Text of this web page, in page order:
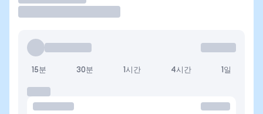
15분 30분 1시간 4시간 1일